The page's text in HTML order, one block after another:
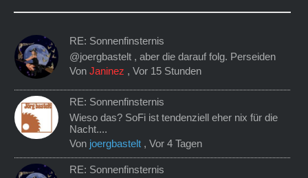
RE: Sonnenfinsternis
@joergbastelt , aber die darauf folg. Perseiden
VonJaninez ,Vor 15 Stunden
RE: Sonnenfinsternis
Wieso das? SoFi ist tendenziell eher nix für die
Nacht....
Von joergbastelt ,Vor 4 Tagen
RE: Sonnenfinsternis